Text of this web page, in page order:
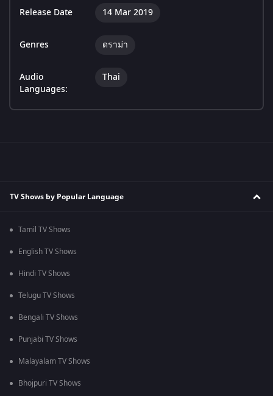
Release Date 14 Mar 2019
Genres ดราม่า
Audio
Languages:
Thai
TV Shows by Popular Language
Tamil TV Shows
English TV Shows
Hindi TV Shows
Telugu TV Shows
Bengali TV Shows
Punjabi TV Shows
Malayalam TV Shows
Bhojpuri TV Shows